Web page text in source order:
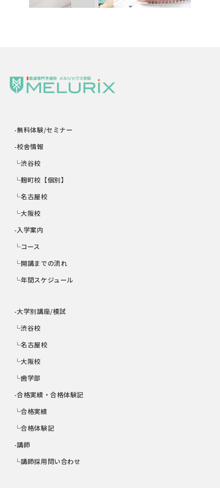
-無料体験/セミナー
-校舎情報
└渋谷校
└麹町校【個別】
└名古屋校
└大阪校
-入学案内
└コース
└開講までの流れ
└年間スケジュール
-大学別講座/模試
└渋谷校
└名古屋校
└大阪校
└歯学部
-合格実績・合格体験記
└合格実績
└合格体験記
-講師
└講師採用問い合わせ